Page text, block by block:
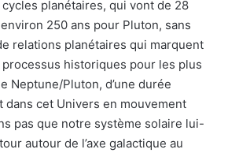
planétaires, qui vont de 28
250 ans pour Pluton, sans
relations planétaires qui marquent
historiques pour les plus
Neptune/Pluton, d’une durée
dans cet Univers en mouvement
pas que notre système solaire lui-
autour de l’axe galactique au